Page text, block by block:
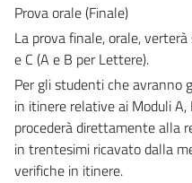
Prova orale (Finale)
La prova finale, orale,
e C (A e B per Lettere).
Per gli studenti che avranno
in itinere relative ai Moduli A,
procederà direttamente alla
in trentesimi ricavato dalla
verifiche in itinere.